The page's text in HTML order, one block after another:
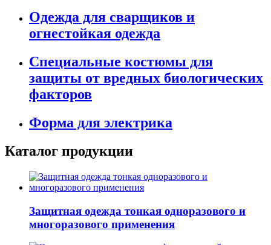
Одежда для сварщиков и
огнестойкая одежда
Специальные костюмы для
защиты от вредных биологических
факторов
Форма для электрика
Каталог продукции
Защитная одежда тонкая одноразового и
многоразового применения